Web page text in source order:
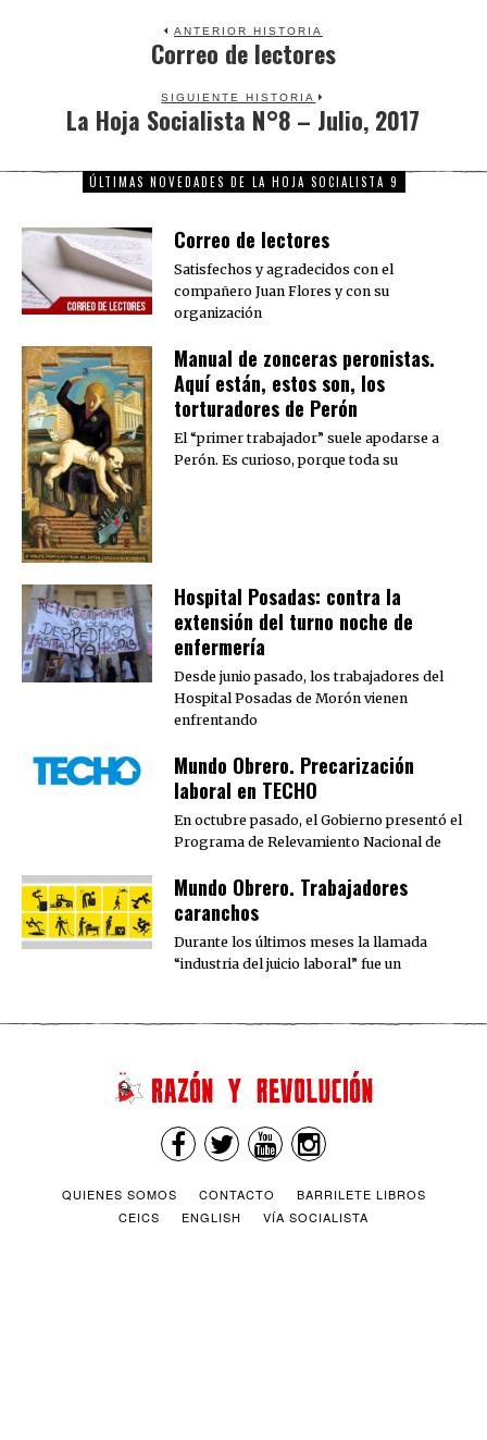
ANTERIOR HISTORIA
Previous
Correo de lectores
SIGUIENTE HISTORIA
Next
La Hoja Socialista N°8 – Julio, 2017
ÚLTIMAS NOVEDADES DE LA HOJA SOCIALISTA 9
Correo de lectores
Satisfechos y agradecidos con el
compañero Juan Flores y con su
organización
Manual de zonceras peronistas.
Aquí están, estos son, los
torturadores de Perón
El “primer trabajador” suele apodarse a
Perón. Es curioso, porque toda su
Hospital Posadas: contra la
extensión del turno noche de
enfermería
Desde junio pasado, los trabajadores del
Hospital Posadas de Morón vienen
enfrentando
Mundo Obrero. Precarización
laboral en TECHO
En octubre pasado, el Gobierno presentó el
Programa de Relevamiento Nacional de
Mundo Obrero. Trabajadores
caranchos
Durante los últimos meses la llamada
“industria del juicio laboral” fue un
QUIENES SOMOS CONTACTO
BARRILETE LIBROS
CEICS
ENGLISH VÍA SOCIALISTA